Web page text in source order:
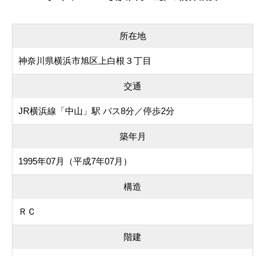
所在地
神奈川県横浜市旭区上白根３丁目
交通
JR横浜線「中山」駅 バス8分／停歩2分
築年月
1995年07月（平成7年07月）
構造
ＲＣ
階建